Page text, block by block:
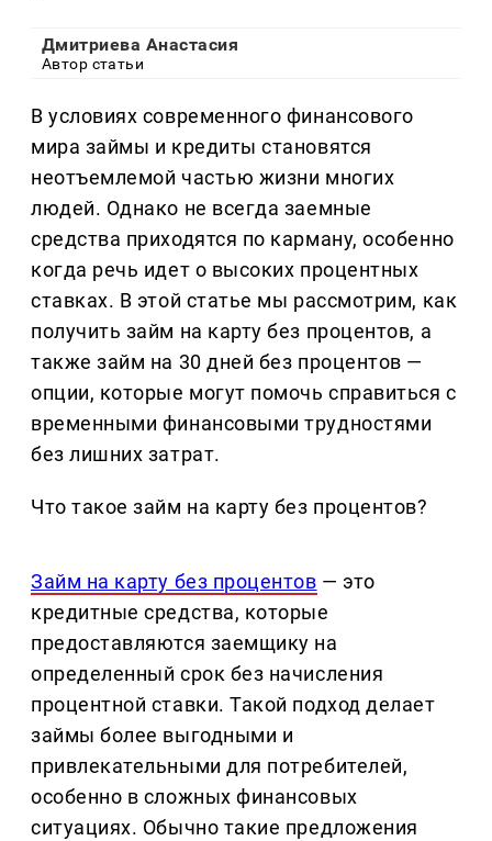
Дмитриева Анастасия
Автор статьи
В условиях современного финансового
мира займы и кредиты становятся
неотъемлемой частью жизни многих
людей. Однако не всегда заемные
средства приходятся по карману, особенно
когда речь идет о высоких процентных
ставках. В этой статье мы рассмотрим, как
получить займ на карту без процентов, а
также займ на 30 дней без процентов —
опции, которые могут помочь справиться с
временными финансовыми трудностями
без лишних затрат.
Что такое займ на карту без процентов?
Займ на карту без процентов — это
кредитные средства, которые
предоставляются заемщику на
определенный срок без начисления
процентной ставки. Такой подход делает
займы более выгодными и
привлекательными для потребителей,
особенно в сложных финансовых
ситуациях. Обычно такие предложения